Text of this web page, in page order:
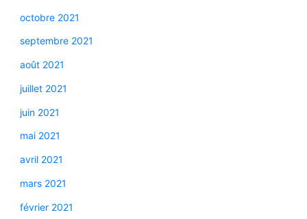
octobre 2021
septembre 2021
août 2021
juillet 2021
juin 2021
mai 2021
avril 2021
mars 2021
février 2021